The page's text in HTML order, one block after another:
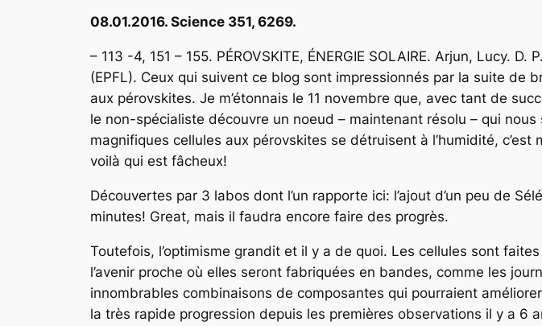
08.01.2016. Science 351, 6269.
– 113 -4, 151 – 155. PÉROVSKITE, ÉNERGIE SOLAIRE. Arjun, Lucy.
(EPFL). Ceux qui suivent ce blog sont impressionnés par la suite
aux pérovskites. Je m’étonnais le 11 novembre que, avec tant de
le non-spécialiste découvre un noeud – maintenant résolu – qui
magnifiques cellules aux pérovskites se détruisent à l’humidité,
voilà qui est fâcheux!
Découvertes par 3 labos dont l’un rapporte ici: l’ajout d’un peu de
minutes! Great, mais il faudra encore faire des progrès.
Toutefois, l’optimisme grandit et il y a de quoi. Les cellules sont
l’avenir proche où elles seront fabriquées en bandes, comme les
innombrables combinaisons de composantes qui pourraient
la très rapide progression depuis les premières observations il y a 6